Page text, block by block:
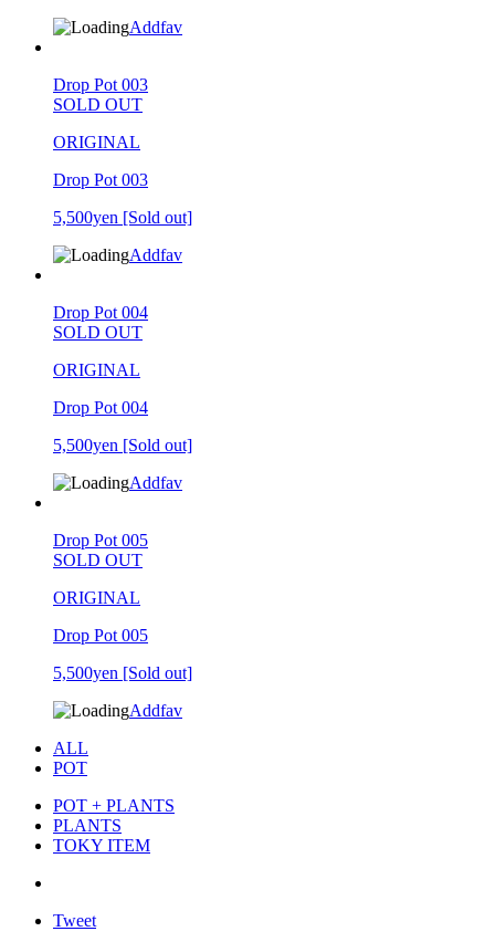
Addfav
Drop Pot 003
SOLD OUT
ORIGINAL
Drop Pot 003
5,500yen [Sold out]
Addfav
Drop Pot 004
SOLD OUT
ORIGINAL
Drop Pot 004
5,500yen [Sold out]
Addfav
Drop Pot 005
SOLD OUT
ORIGINAL
Drop Pot 005
5,500yen [Sold out]
Addfav
ALL
POT
POT + PLANTS
PLANTS
TOKY ITEM
Tweet